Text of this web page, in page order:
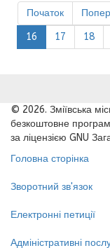
Початок
16
17 18
© 2026. Зміївська
безкоштовне
за ліцензією GNU
Головна сторінка
Зворотний зв'язок
Електронні петиції
Адміністративні